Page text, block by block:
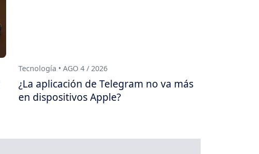
Tecnología • AGO 4 / 2026
¿La aplicación de Telegram no va más
en dispositivos Apple?